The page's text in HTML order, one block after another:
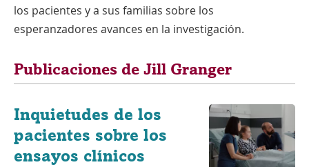
los pacientes y a sus familias sobre los
esperanzadores avances en la investigación.
Publicaciones de Jill Granger
Inquietudes de los
pacientes sobre los
ensayos clínicos